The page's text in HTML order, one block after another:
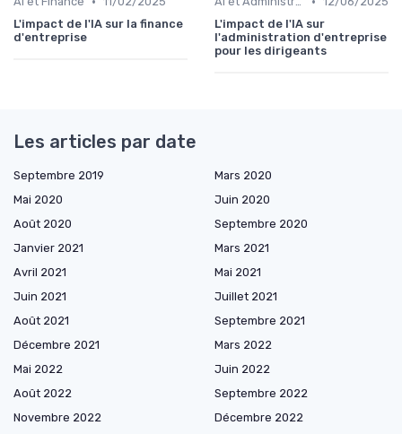
L'impact de l'IA sur la finance
d'entreprise
L'impact de l'IA sur
l'administration d'entreprise
pour les dirigeants
Les articles par date
Septembre 2019
Mars 2020
Mai 2020
Juin 2020
Août 2020
Septembre 2020
Janvier 2021
Mars 2021
Avril 2021
Mai 2021
Juin 2021
Juillet 2021
Août 2021
Septembre 2021
Décembre 2021
Mars 2022
Mai 2022
Juin 2022
Août 2022
Septembre 2022
Novembre 2022
Décembre 2022